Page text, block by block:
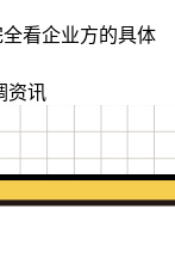
看企业方的具体
资讯